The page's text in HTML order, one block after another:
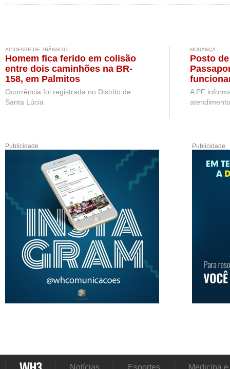
ACIDENTE DE TRÂNSITO
Homem fica ferido em colisão
entre dois caminhões na BR-
158, em Palmitos
Ocorrência foi registrada no Distrito de
Santa Lúcia
MUDANÇA
Posto
partir de
A PF
Publicidade Publicidade
Notícias Esportes Medicina